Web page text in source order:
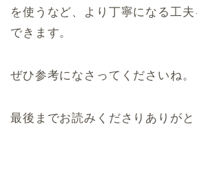
を使うなど、より丁寧になる工
できます。
ぜひ参考になさってくださいね。
最後までお読みくださりありがと